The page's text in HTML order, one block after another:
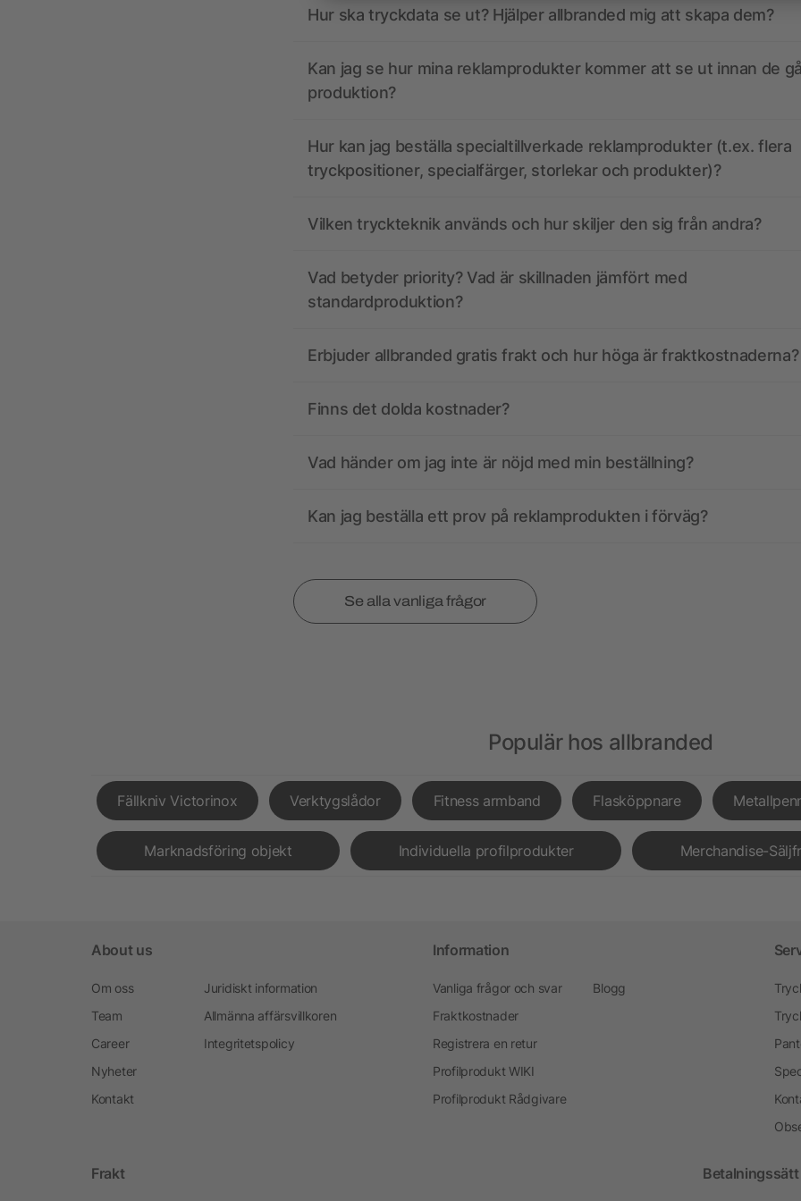
Hur ska tryckdata se ut? Hjälper allbranded mig att skapa dem?
Kan jag se hur mina reklamprodukter kommer att se ut innan de
produktion?
Hur kan jag beställa specialtillverkade reklamprodukter (t.ex. flera
tryckpositioner, specialfärger, storlekar och produkter)?
Vilken tryckteknik används och hur skiljer den sig från andra?
Vad betyder priority? Vad är skillnaden jämfört med
standardproduktion?
Erbjuder allbranded gratis frakt och hur höga är fraktkostnaderna?
Finns det dolda kostnader?
Vad händer om jag inte är nöjd med min beställning?
Kan jag beställa ett prov på reklamprodukten i förväg?
Se alla vanliga frågor
Populär hos allbranded
Fällkniv Victorinox Verktygslådor Fitness armband Flasköppnare
Marknadsföring objekt Individuella profilprodukter Merchandise-
About us
Om oss
Team
Career
Nyheter
Kontakt
Juridiskt information
Allmänna affärsvillkoren
Integritetspolicy
Information
Vanliga frågor och svar
Fraktkostnader
Registrera en retur
Profilprodukt WIKI
Profilprodukt Rådgivare
Blogg
Frakt Betalningssätt